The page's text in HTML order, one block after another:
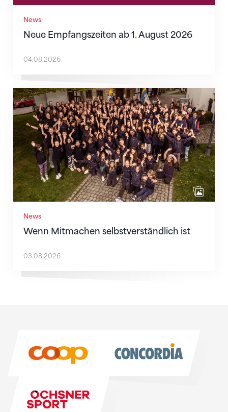
News
Neue Empfangszeiten ab 1. August 2026
04.08.2026
News
Wenn Mitmachen selbstverständlich ist
Wenn Mitmachen selbstverständlich ist
03.08.2026